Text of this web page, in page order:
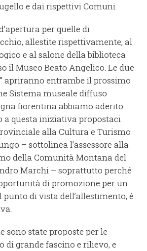
e dai rispettivi Comuni.
per quelle di
allestite rispettivamente, al
e al salone della biblioteca
il Museo Beato Angelico. Le due
apriranno entrambe il prossimo
Sistema museale diffuso
fiorentina abbiamo aderito
a questa iniziativa propostaci
alla Cultura e Turismo
– sottolinea l’assessore alla
della Comunità Montana del
Marchi – soprattutto perché
di promozione per un
punto di vista dell’allestimento, è
sono state proposte per le
di grande fascino e rilievo, e